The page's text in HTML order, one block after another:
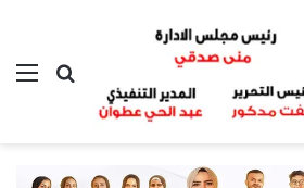
بحث عن